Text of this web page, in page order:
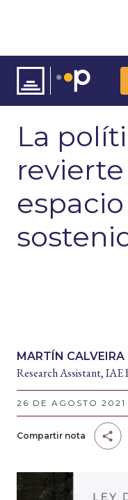
ARTÍCULOS
La
MARTÍN CALVEIRA
Research Assistant, IAE
26 DE AGOSTO 2021
Compartir nota